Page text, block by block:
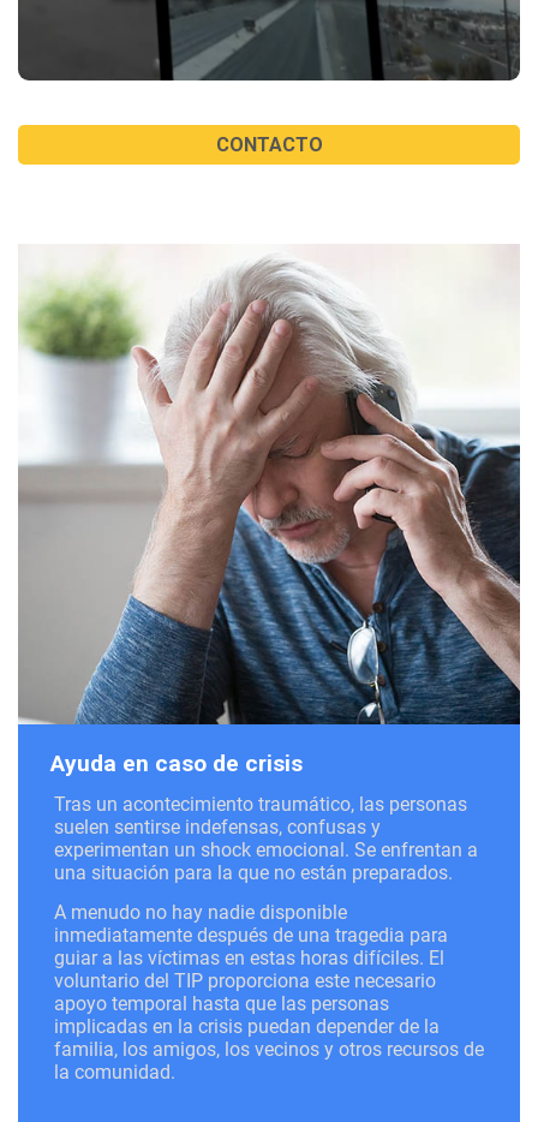
CONTACTO
Ayuda en caso de crisis
Tras un acontecimiento traumático, las personas
suelen sentirse indefensas, confusas y
experimentan un shock emocional. Se enfrentan a
una situación para la que no están preparados.
A menudo no hay nadie disponible
inmediatamente después de una tragedia para
guiar a las víctimas en estas horas difíciles. El
voluntario del TIP proporciona este necesario
apoyo temporal hasta que las personas
implicadas en la crisis puedan depender de la
familia, los amigos, los vecinos y otros recursos de
la comunidad.